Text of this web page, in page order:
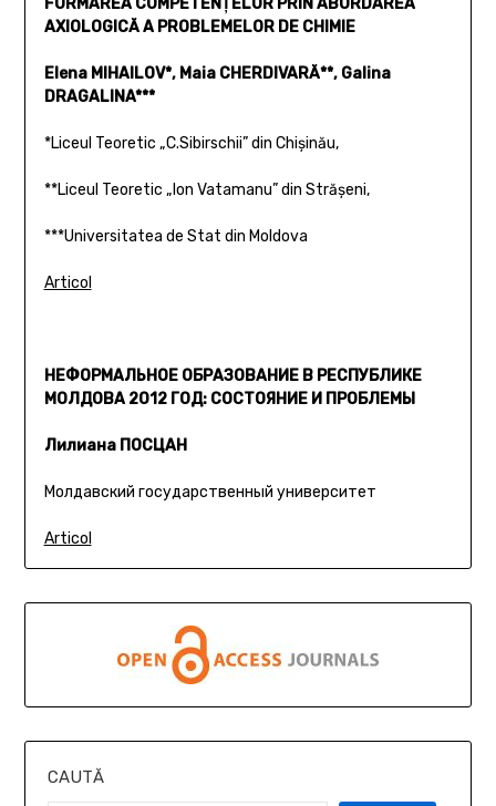
AXIOLOGICĂ A PROBLEMELOR DE CHIMIE
Elena MIHAILOV*, Maia CHERDIVARĂ**, Galina
DRAGALINA***
*Liceul Teoretic „C.Sibirschii” din Chişinău,
**Liceul Teoretic „Ion Vatamanu” din Străşeni,
***Universitatea de Stat din Moldova
Articol
НЕФОРМАЛЬНОЕ ОБРАЗОВАНИЕ В РЕСПУБЛИКЕ
МОЛДОВА 2012 ГОД: СОСТОЯНИЕ И ПРОБЛЕМЫ
Лилиана ПОСЦАН
Молдавский государственный университет
Articol
CAUTĂ